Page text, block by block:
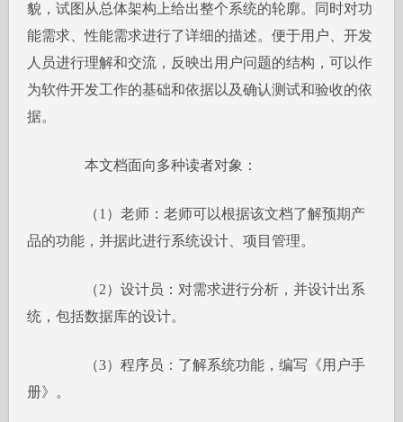
貌，试图从总体架构上给出整个系统的轮廓。同时对功
能需求、性能需求进行了详细的描述。便于用户、开发
人员进行理解和交流，反映出用户问题的结构，可以作
为软件开发工作的基础和依据以及确认测试和验收的依
据。
本文档面向多种读者对象：
（1）老师：老师可以根据该文档了解预期产
品的功能，并据此进行系统设计、项目管理。
（2）设计员：对需求进行分析，并设计出系
统，包括数据库的设计。
（3）程序员：了解系统功能，编写《用户手
册》。